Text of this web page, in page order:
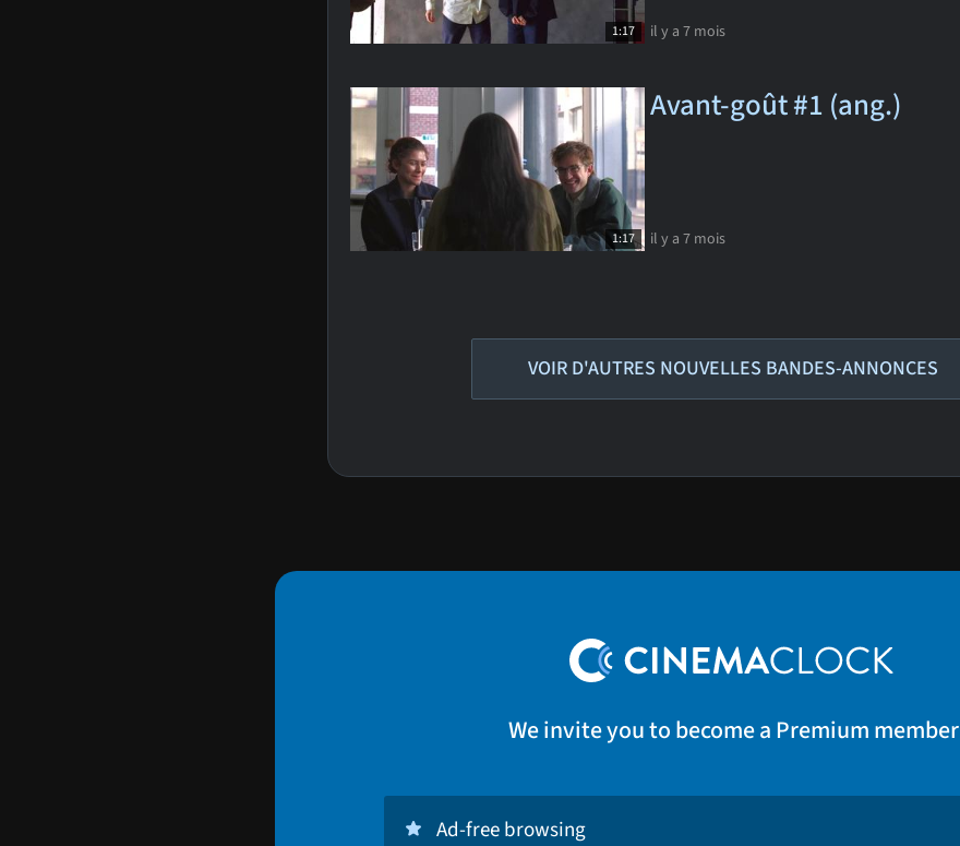
1:17 il y a 7 mois
1:17
Avant-goût #1 (ang.)
il y a 7 mois
VOIR D'AUTRES NOUVELLES BANDES-ANNONCES
We invite you to become a Premium member
Ad-free browsing